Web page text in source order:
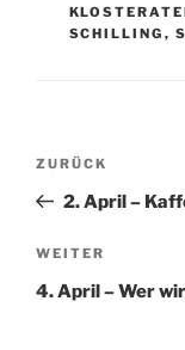
SCHILLING ,
Vorheriger
Beitrag
ZURÜCK
2. April –
Nächster
Beitrag
WEITER
4. April – Wer